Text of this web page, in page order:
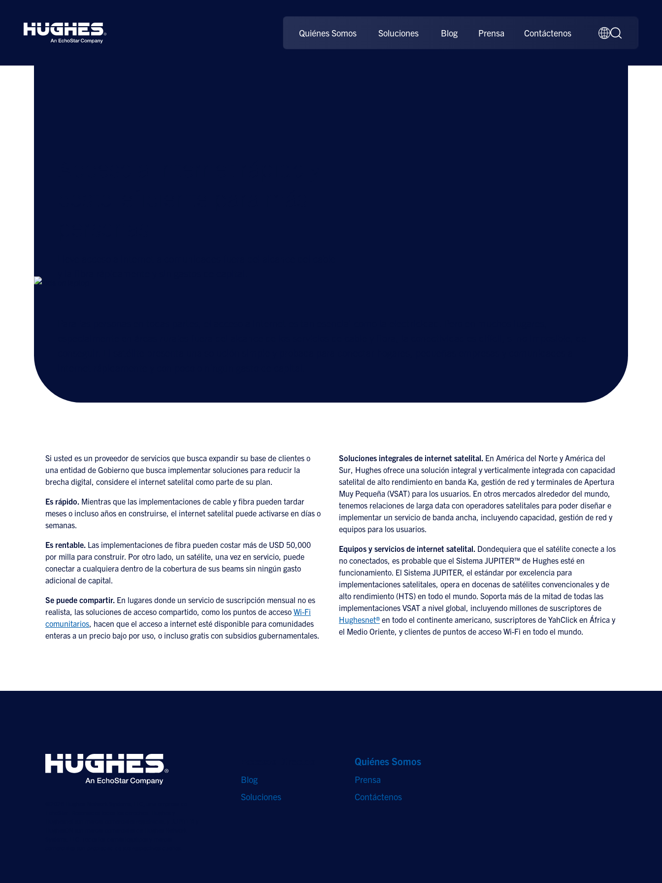
Quiénes Somos Soluciones Blog Prensa Contáctenos
Si usted es un proveedor de servicios que busca expandir su base de clientes o
una entidad de Gobierno que busca implementar soluciones para reducir la
brecha digital, considere el internet satelital como parte de su plan.
Es rápido. Mientras que las implementaciones de cable y fibra pueden tardar
meses o incluso años en construirse, el internet satelital puede activarse en días o
semanas.
Es rentable. Las implementaciones de fibra pueden costar más de USD 50,000
por milla para construir. Por otro lado, un satélite, una vez en servicio, puede
conectar a cualquiera dentro de la cobertura de sus beams sin ningún gasto
adicional de capital.
Se puede compartir. En lugares donde un servicio de suscripción mensual no es
realista, las soluciones de acceso compartido, como los puntos de acceso Wi-Fi
comunitarios, hacen que el acceso a internet esté disponible para comunidades
enteras a un precio bajo por uso, o incluso gratis con subsidios gubernamentales.
Soluciones integrales de internet satelital. En América del Norte y América del
Sur, Hughes ofrece una solución integral y verticalmente integrada con capacidad
satelital de alto rendimiento en banda Ka, gestión de red y terminales de Apertura
Muy Pequeña (VSAT) para los usuarios. En otros mercados alrededor del mundo,
tenemos relaciones de larga data con operadores satelitales para poder diseñar e
implementar un servicio de banda ancha, incluyendo capacidad, gestión de red y
equipos para los usuarios.
Equipos y servicios de internet satelital. Dondequiera que el satélite conecte a los
no conectados, es probable que el Sistema JUPITER™ de Hughes esté en
funcionamiento. El Sistema JUPITER, el estándar por excelencia para
implementaciones satelitales, opera en docenas de satélites convencionales y de
alto rendimiento (HTS) en todo el mundo. Soporta más de la mitad de todas las
implementaciones VSAT a nivel global, incluyendo millones de suscriptores de
Hughesnet® en todo el continente americano, suscriptores de YahClick en África y
el Medio Oriente, y clientes de puntos de acceso Wi-Fi en todo el mundo.
Blog
Soluciones
Quiénes Somos
Prensa
Contáctenos